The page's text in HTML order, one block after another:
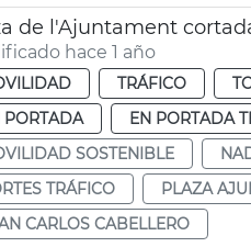
de l'Ajuntament
hace 1 año
TRÁFICO
PORTADA
EN PORTADA
SOSTENIBLE
TRÁFICO
PLAZA
CARLOS CABELLERO